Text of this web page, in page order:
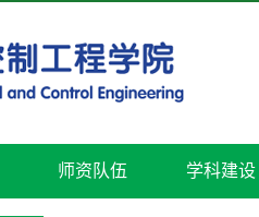
师资队伍 学科建设